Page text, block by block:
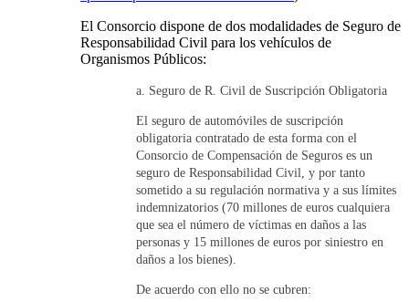
El Consorcio dispone de dos modalidades de Seguro de
Responsabilidad Civil para los vehículos de
Organismos Públicos:
Seguro de R. Civil de Suscripción Obligatoria
El seguro de automóviles de suscripción
obligatoria contratado de esta forma con el
Consorcio de Compensación de Seguros es un
seguro de Responsabilidad Civil, y por tanto
sometido a su regulación normativa y a sus límites
indemnizatorios (70 millones de euros cualquiera
que sea el número de víctimas en daños a las
personas y 15 millones de euros por siniestro en
daños a los bienes).
De acuerdo con ello no se cubren: